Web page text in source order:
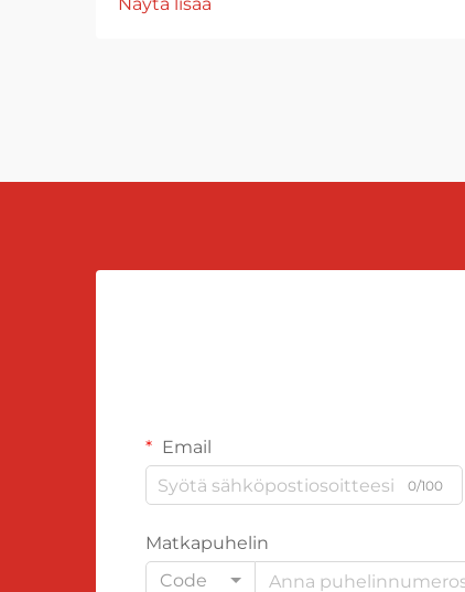
Email
0/100
Matkapuhelin
Code